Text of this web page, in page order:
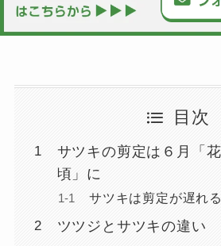
目次
サツキの剪定は６月「
頃」に
サツキは剪定が遅れ
ツツジとサツキの違い